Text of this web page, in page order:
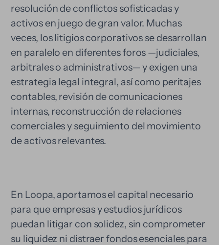
resolución de conflictos sofisticadas y
activos en juego de gran valor. Muchas
veces, los litigios corporativos se desarrollan
en paralelo en diferentes foros —judiciales,
arbitrales o administrativos— y exigen una
estrategia legal integral, así como peritajes
contables, revisión de comunicaciones
internas, reconstrucción de relaciones
comerciales y seguimiento del movimiento
de activos relevantes.
En Loopa, aportamos el capital necesario
para que empresas y estudios jurídicos
puedan litigar con solidez, sin comprometer
su liquidez ni distraer fondos esenciales para